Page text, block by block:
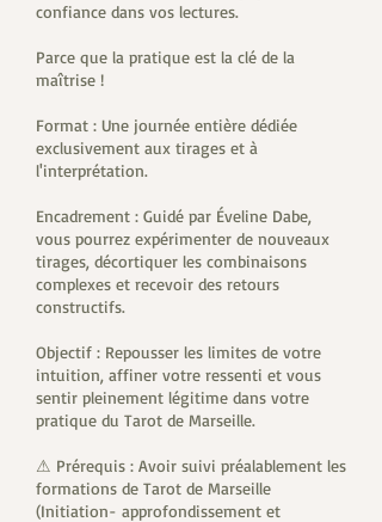
confiance dans vos lectures.
Parce que la pratique est la clé de la
maîtrise !
Format : Une journée entière dédiée
exclusivement aux tirages et à
l'interprétation.
Encadrement : Guidé par Éveline Dabe,
vous pourrez expérimenter de nouveaux
tirages, décortiquer les combinaisons
complexes et recevoir des retours
constructifs.
Objectif : Repousser les limites de votre
intuition, affiner votre ressenti et vous
sentir pleinement légitime dans votre
pratique du Tarot de Marseille.
⚠ Prérequis : Avoir suivi préalablement les
formations de Tarot de Marseille
(Initiation- approfondissement et